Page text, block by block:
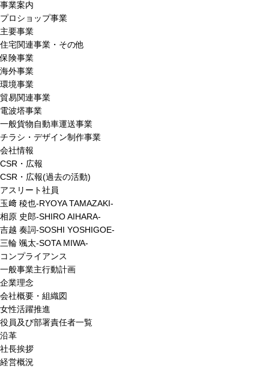
事業案内
プロショップ事業
主要事業
住宅関連事業・その他
保険事業
海外事業
環境事業
貿易関連事業
電波塔事業
一般貨物自動車運送事業
チラシ・デザイン制作事業
会社情報
CSR・広報
CSR・広報(過去の活動)
アスリート社員
玉﨑 稜也-RYOYA TAMAZAKI-
相原 史郎-SHIRO AIHARA-
吉越 奏詞-SOSHI YOSHIGOE-
三輪 颯太-SOTA MIWA-
コンプライアンス
一般事業主行動計画
企業理念
会社概要・組織図
女性活躍推進
役員及び部署責任者一覧
沿革
社長挨拶
経営概況